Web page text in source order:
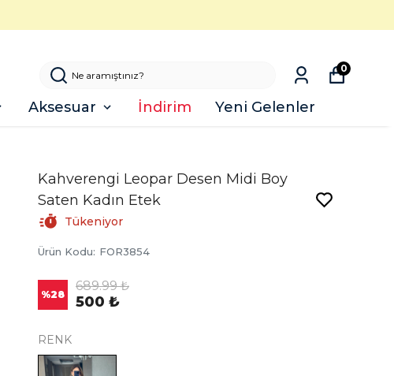
Aksesuar İndirim Yeni Gelenler
0
Kahverengi Leopar Desen Midi Boy
Saten Kadın Etek
Tükeniyor
Ürün Kodu: FOR3854
%28
689.99 ₺
500 ₺
RENK